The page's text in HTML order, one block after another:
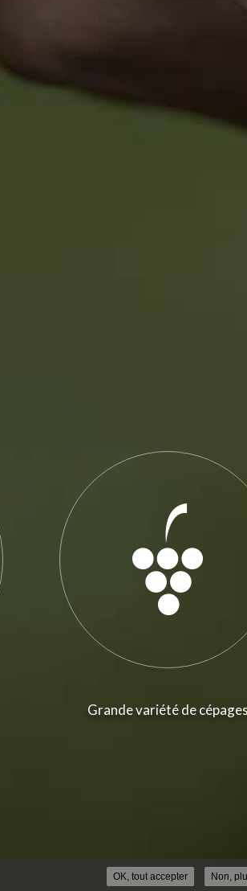
Grande variété de cépages
OK, tout accepter Non,